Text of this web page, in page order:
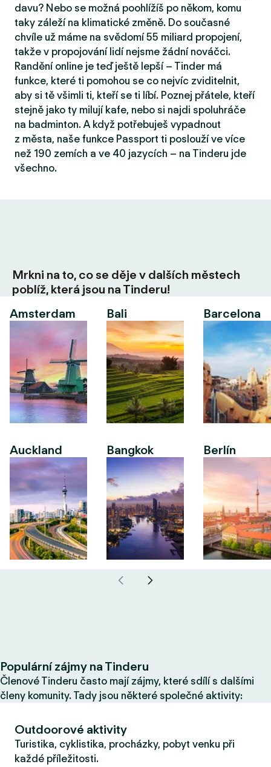
davu? Nebo se možná poohlížíš po někom, komu
taky záleží na klimatické změně. Do současné
chvíle už máme na svědomí 55 miliard propojení,
takže v propojování lidí nejsme žádní nováčci.
Randění online je teď ještě lepší – Tinder má
funkce, které ti pomohou se co nejvíc zviditelnit,
aby si tě všimli ti, kteří se ti líbí. Poznej přátele, kteří
stejně jako ty milují kafe, nebo si najdi spoluhráče
na badminton. A když potřebuješ vypadnout
z města, naše funkce Passport ti poslouží ve více
než 190 zemích a ve 40 jazycích – na Tinderu jde
všechno.
Mrkni na to, co se děje v dalších městech
poblíž, která jsou na Tinderu!
Amsterdam
Auckland
Bali
Bangkok
Barcelona
Berlín
Populární zájmy na Tinderu
Členové Tinderu často mají zájmy, které sdílí s dalšími
členy komunity. Tady jsou některé společné aktivity:
Outdoorové aktivity
Turistika, cyklistika, procházky, pobyt venku při
každé příležitosti.